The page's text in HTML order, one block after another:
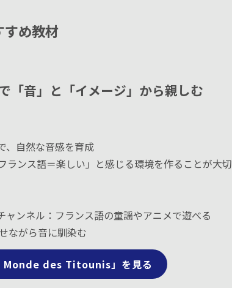
すめ教材
「音」と「イメージ」から親しむ
、自然な音感を育成
ランス語＝楽しい」と感じる環境を作ることが大切
ンネル：フランス語の童謡やアニメで遊べる
ながら音に馴染む
Monde des Titounis」を見る